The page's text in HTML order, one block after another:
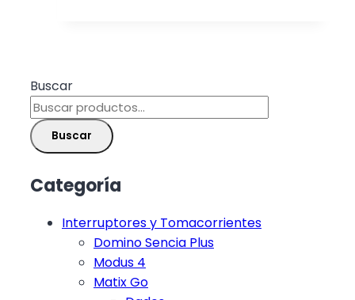
Buscar
Buscar
Categoría
Interruptores y Tomacorrientes
Domino Sencia Plus
Modus 4
Matix Go